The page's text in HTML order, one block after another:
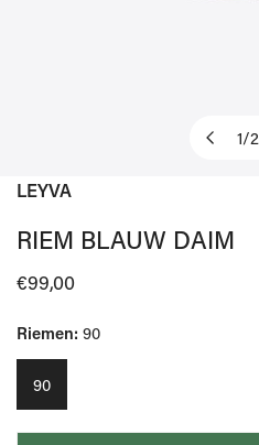
1/2
LEYVA
RIEM BLAUW DAIM
Normale
€99,00
Riemen: 90
90